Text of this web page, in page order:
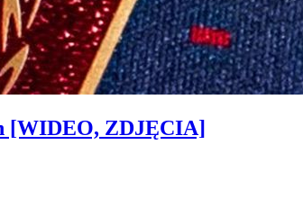
[WIDEO, ZDJĘCIA]